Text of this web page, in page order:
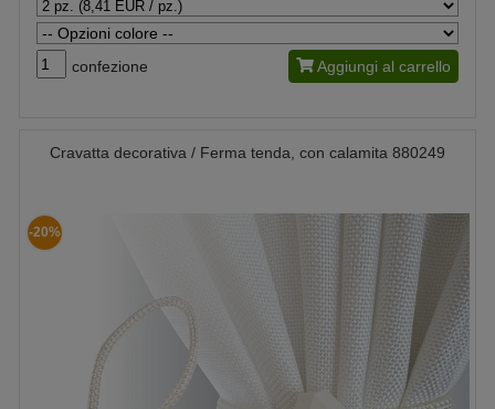
confezione Aggiungi al carrello
Cravatta decorativa / Ferma tenda, con calamita 880249
-20%